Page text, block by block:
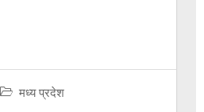
मध्य प्रदेश